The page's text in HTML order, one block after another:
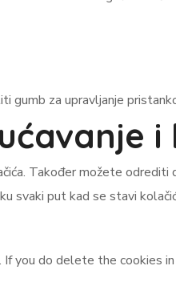
za upravljanje
i
Također možete odrediti
put kad se stavi
do delete the cookies